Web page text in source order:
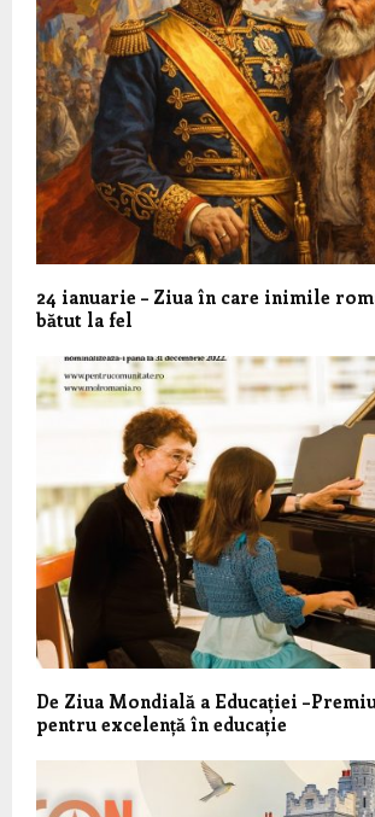
24 ianuarie – Ziua în care inimile
bătut la fel
De Ziua Mondială a Educației
pentru excelență în educație